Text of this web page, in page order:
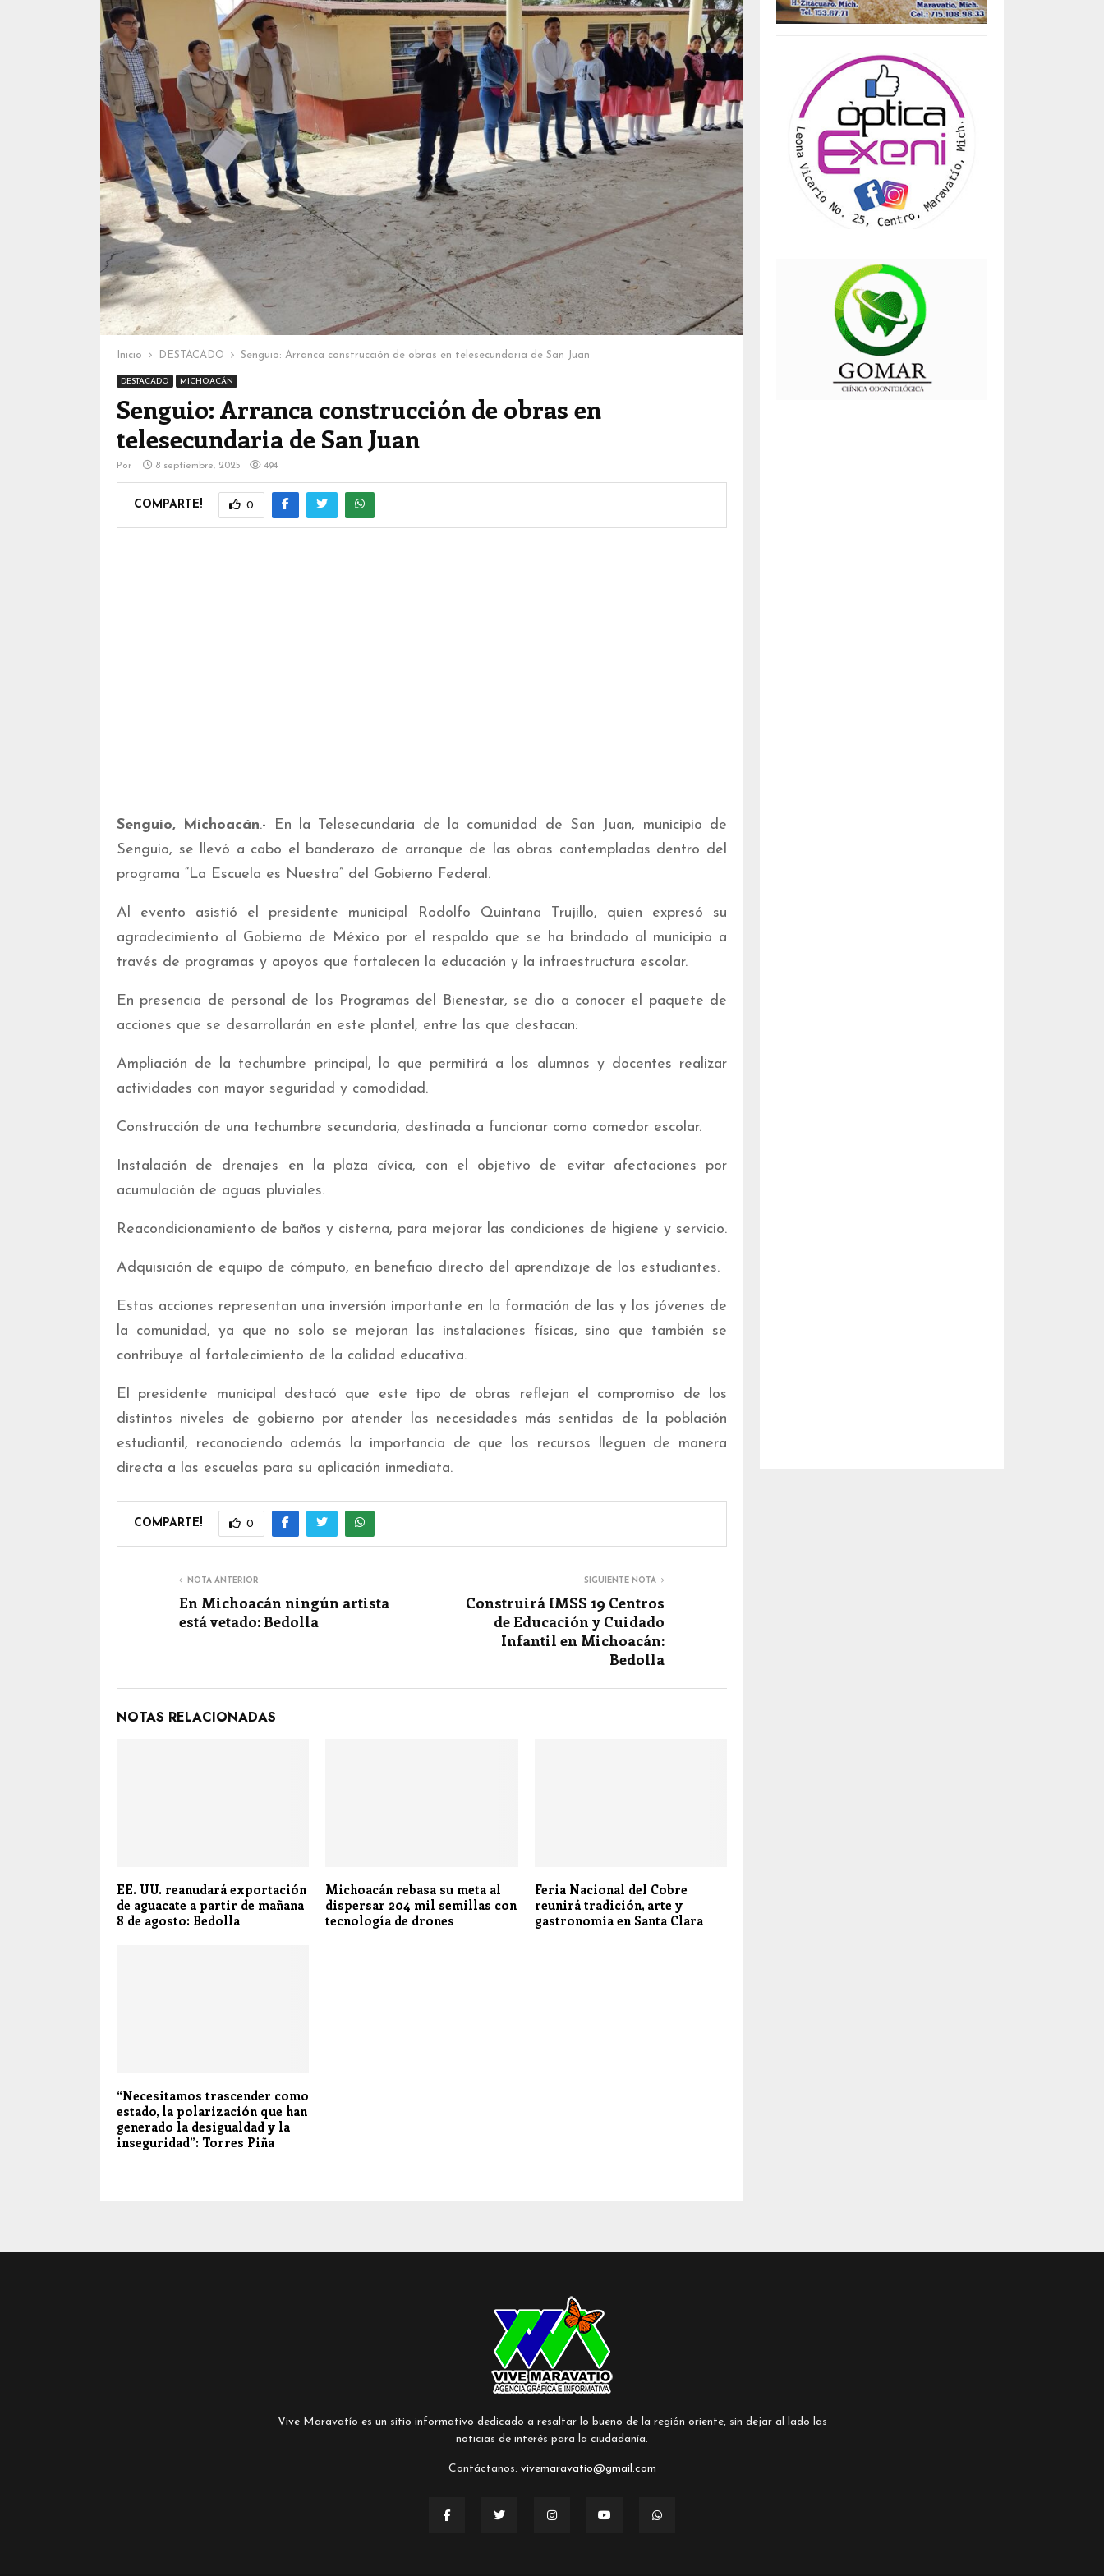
Inicio DESTACADO Senguio: Arranca construcción de obras en telesecundaria de San Juan
DESTACADO MICHOACÁN
Senguio: Arranca construcción de obras en
telesecundaria de San Juan
Por 8 septiembre, 2025 494
COMPARTE! 0
Senguio, Michoacán.- En la Telesecundaria de la comunidad de San Juan, municipio de
Senguio, se llevó a cabo el banderazo de arranque de las obras contempladas dentro del
programa “La Escuela es Nuestra” del Gobierno Federal.
Al evento asistió el presidente municipal Rodolfo Quintana Trujillo, quien expresó su
agradecimiento al Gobierno de México por el respaldo que se ha brindado al municipio a
través de programas y apoyos que fortalecen la educación y la infraestructura escolar.
En presencia de personal de los Programas del Bienestar, se dio a conocer el paquete de
acciones que se desarrollarán en este plantel, entre las que destacan:
Ampliación de la techumbre principal, lo que permitirá a los alumnos y docentes realizar
actividades con mayor seguridad y comodidad.
Construcción de una techumbre secundaria, destinada a funcionar como comedor escolar.
Instalación de drenajes en la plaza cívica, con el objetivo de evitar afectaciones por
acumulación de aguas pluviales.
Reacondicionamiento de baños y cisterna, para mejorar las condiciones de higiene y servicio.
Adquisición de equipo de cómputo, en beneficio directo del aprendizaje de los estudiantes.
Estas acciones representan una inversión importante en la formación de las y los jóvenes de
la comunidad, ya que no solo se mejoran las instalaciones físicas, sino que también se
contribuye al fortalecimiento de la calidad educativa.
El presidente municipal destacó que este tipo de obras reflejan el compromiso de los
distintos niveles de gobierno por atender las necesidades más sentidas de la población
estudiantil, reconociendo además la importancia de que los recursos lleguen de manera
directa a las escuelas para su aplicación inmediata.
COMPARTE! 0
NOTA ANTERIOR
En Michoacán ningún artista
está vetado: Bedolla
SIGUIENTE NOTA
Construirá IMSS 19 Centros
de Educación y Cuidado
Infantil en Michoacán:
Bedolla
NOTAS RELACIONADAS
EE. UU. reanudará exportación
de aguacate a partir de mañana
8 de agosto: Bedolla
Michoacán rebasa su meta al
dispersar 204 mil semillas con
tecnología de drones
Feria Nacional del Cobre
reunirá tradición, arte y
gastronomía en Santa Clara
“Necesitamos trascender como
estado, la polarización que han
generado la desigualdad y la
inseguridad”: Torres Piña
Vive Maravatío es un sitio informativo dedicado a resaltar lo bueno de la región oriente, sin dejar al lado las
noticias de interés para la ciudadanía.
Contáctanos: vivemaravatio@gmail.com